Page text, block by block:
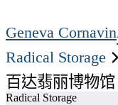
Geneva Cornavin
Radical Storage
百达翡丽博物馆
Radical Storage